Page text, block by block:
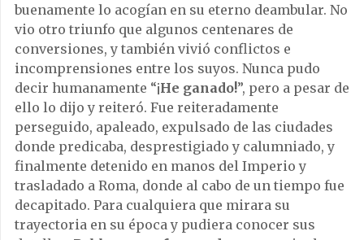
buenamente lo acogían en su eterno deambular. No
vio otro triunfo que algunos centenares de
conversiones, y también vivió conflictos e
incomprensiones entre los suyos. Nunca pudo
decir humanamente “¡He ganado!”, pero a pesar de
ello lo dijo y reiteró. Fue reiteradamente
perseguido, apaleado, expulsado de las ciudades
donde predicaba, desprestigiado y calumniado, y
finalmente detenido en manos del Imperio y
trasladado a Roma, donde al cabo de un tiempo fue
decapitado. Para cualquiera que mirara su
trayectoria en su época y pudiera conocer sus